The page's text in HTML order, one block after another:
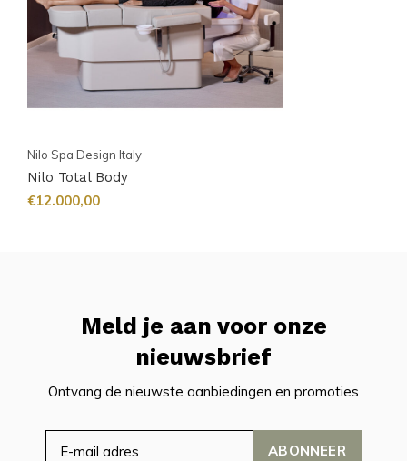
Nilo Spa Design Italy
Nilo Total Body
€12.000,00
Meld je aan voor onze
nieuwsbrief
Ontvang de nieuwste aanbiedingen en promoties
ABONNEER